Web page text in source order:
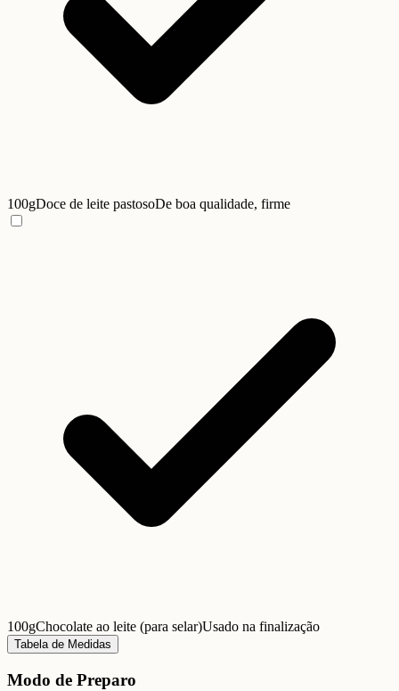
100gDoce de leite pastosoDe boa qualidade, firme
100gChocolate ao leite (para selar)Usado na finalização
Tabela de Medidas
Modo de Preparo